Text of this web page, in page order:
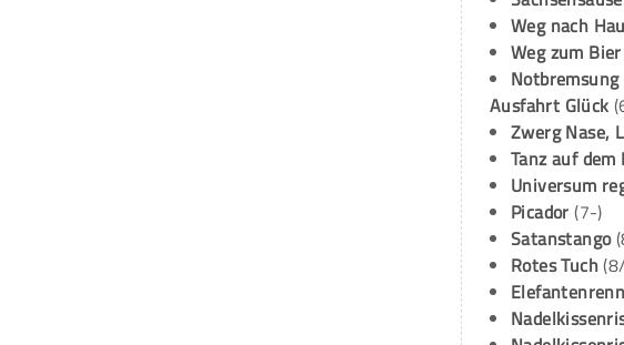
Weg nach
Weg zum Bier
Ausfahrt Glück
Zwerg Nase,
Tanz auf dem
Universum
Picador (7-)
Satanstango
Rotes Tuch